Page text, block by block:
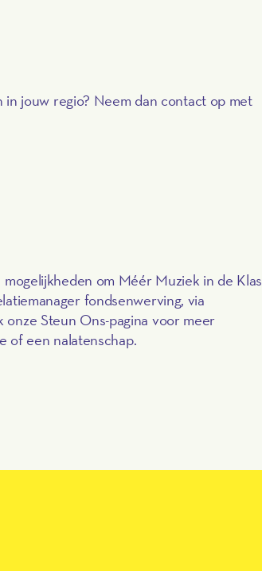
jouw regio? Neem dan contact op met
om Méér Muziek in de Klas
fondsenwerving, via
onze Steun Ons-pagina voor meer
of een nalatenschap.